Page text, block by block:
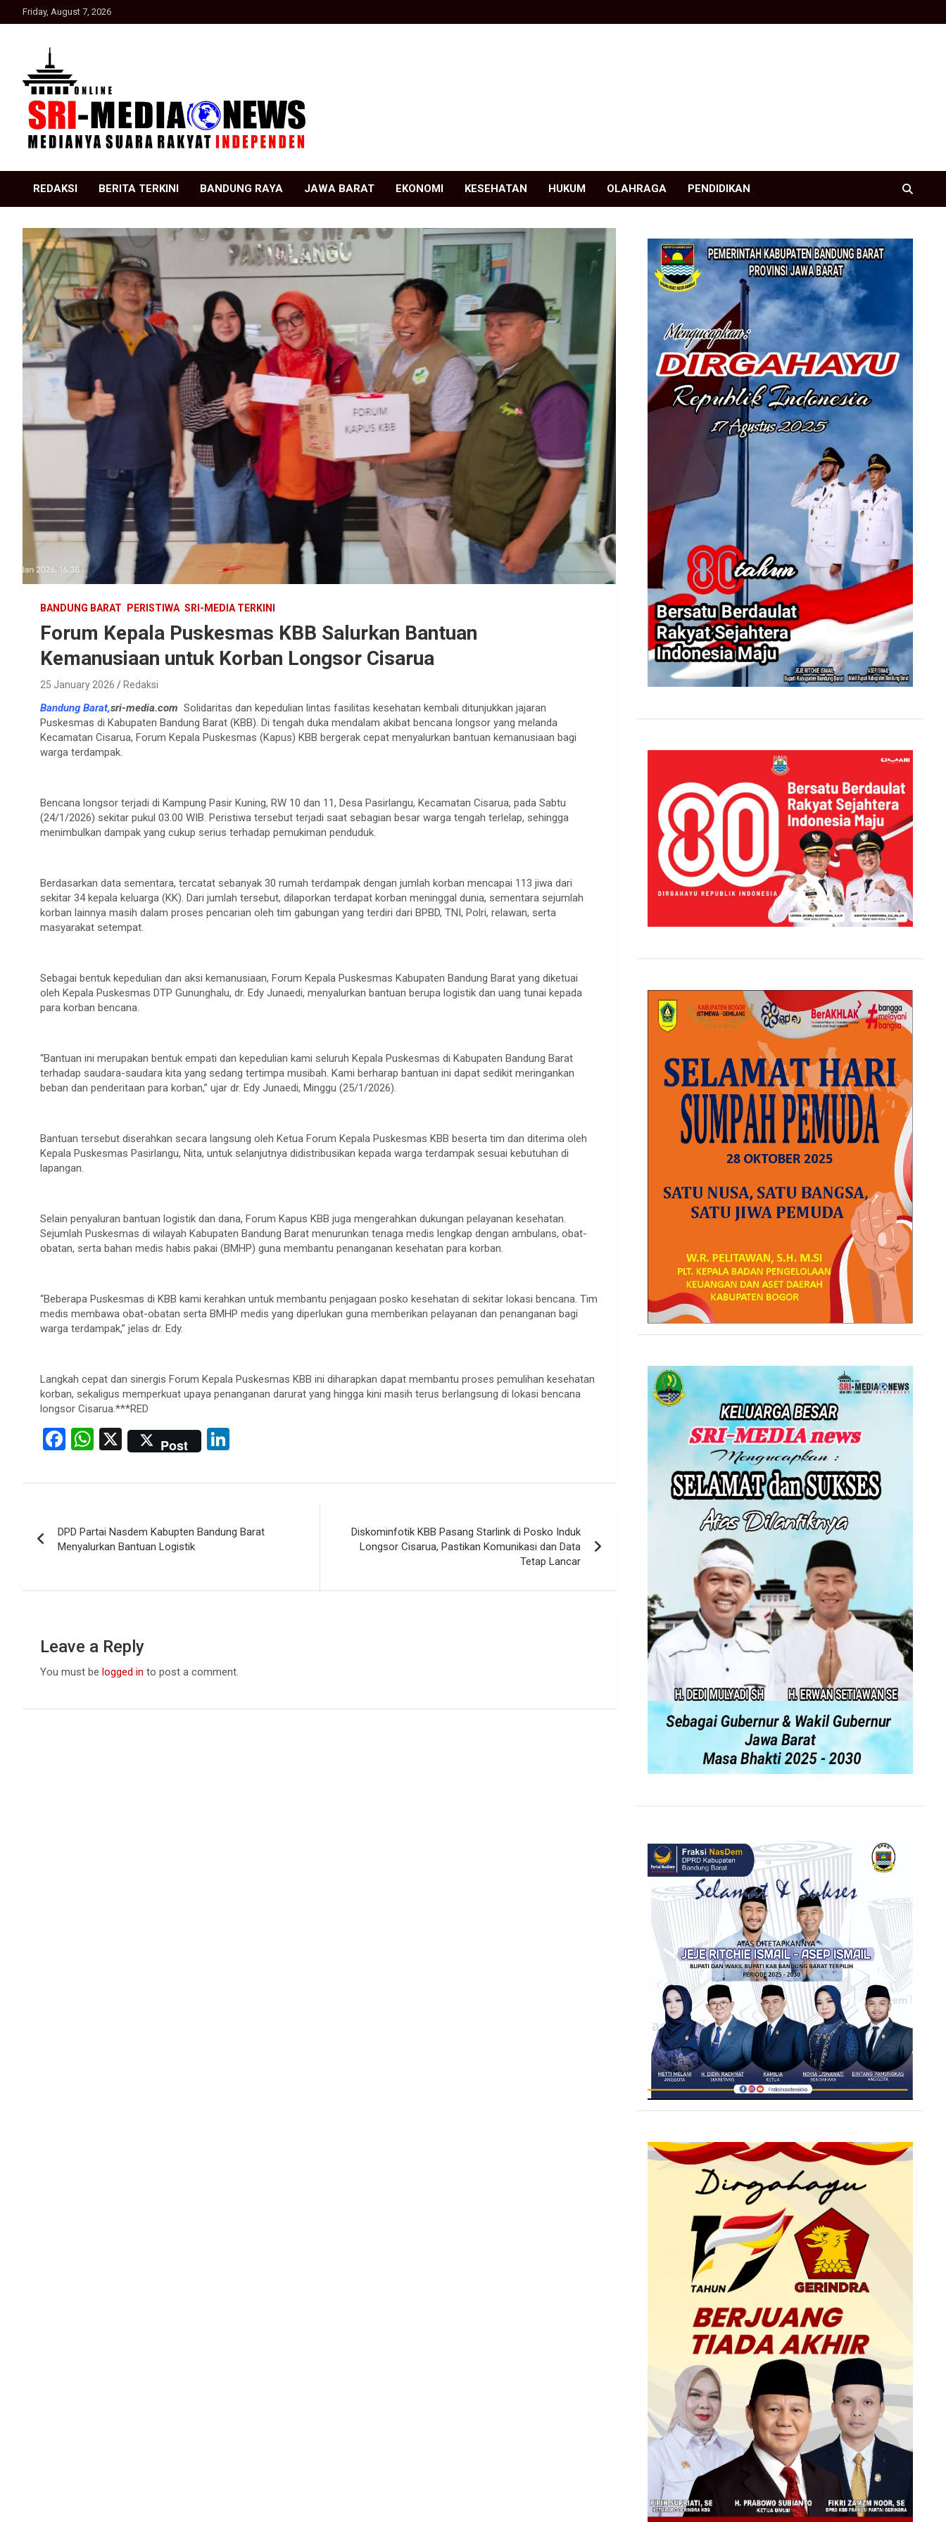
to
Friday, August 7, 2026
SRI Media news
REDAKSI BERITA TERKINI BANDUNG RAYA JAWA BARAT EKONOMI KESEHATAN HUKUM OLAHRAGA PENDIDIKAN
BANDUNG BARAT PERISTIWA SRI-MEDIA TERKINI
Forum Kepala Puskesmas KBB Salurkan Bantuan
Kemanusiaan untuk Korban Longsor Cisarua
25 January 2026 Redaksi
Bandung Barat,sri-media.com Solidaritas dan kepedulian lintas fasilitas kesehatan kembali ditunjukkan jajaran
Puskesmas di Kabupaten Bandung Barat (KBB). Di tengah duka mendalam akibat bencana longsor yang melanda
Kecamatan Cisarua, Forum Kepala Puskesmas (Kapus) KBB bergerak cepat menyalurkan bantuan kemanusiaan bagi
warga terdampak.
Bencana longsor terjadi di Kampung Pasir Kuning, RW 10 dan 11, Desa Pasirlangu, Kecamatan Cisarua, pada Sabtu
(24/1/2026) sekitar pukul 03.00 WIB. Peristiwa tersebut terjadi saat sebagian besar warga tengah terlelap, sehingga
menimbulkan dampak yang cukup serius terhadap pemukiman penduduk.
Berdasarkan data sementara, tercatat sebanyak 30 rumah terdampak dengan jumlah korban mencapai 113 jiwa dari
sekitar 34 kepala keluarga (KK). Dari jumlah tersebut, dilaporkan terdapat korban meninggal dunia, sementara sejumlah
korban lainnya masih dalam proses pencarian oleh tim gabungan yang terdiri dari BPBD, TNI, Polri, relawan, serta
masyarakat setempat.
Sebagai bentuk kepedulian dan aksi kemanusiaan, Forum Kepala Puskesmas Kabupaten Bandung Barat yang diketuai
oleh Kepala Puskesmas DTP Gununghalu, dr. Edy Junaedi, menyalurkan bantuan berupa logistik dan uang tunai kepada
para korban bencana.
“Bantuan ini merupakan bentuk empati dan kepedulian kami seluruh Kepala Puskesmas di Kabupaten Bandung Barat
terhadap saudara-saudara kita yang sedang tertimpa musibah. Kami berharap bantuan ini dapat sedikit meringankan
beban dan penderitaan para korban,” ujar dr. Edy Junaedi, Minggu (25/1/2026).
Bantuan tersebut diserahkan secara langsung oleh Ketua Forum Kepala Puskesmas KBB beserta tim dan diterima oleh
Kepala Puskesmas Pasirlangu, Nita, untuk selanjutnya didistribusikan kepada warga terdampak sesuai kebutuhan di
lapangan.
Selain penyaluran bantuan logistik dan dana, Forum Kapus KBB juga mengerahkan dukungan pelayanan kesehatan.
Sejumlah Puskesmas di wilayah Kabupaten Bandung Barat menurunkan tenaga medis lengkap dengan ambulans, obat-
obatan, serta bahan medis habis pakai (BMHP) guna membantu penanganan kesehatan para korban.
“Beberapa Puskesmas di KBB kami kerahkan untuk membantu penjagaan posko kesehatan di sekitar lokasi bencana. Tim
medis membawa obat-obatan serta BMHP medis yang diperlukan guna memberikan pelayanan dan penanganan bagi
warga terdampak,” jelas dr. Edy.
Langkah cepat dan sinergis Forum Kepala Puskesmas KBB ini diharapkan dapat membantu proses pemulihan kesehatan
korban, sekaligus memperkuat upaya penanganan darurat yang hingga kini masih terus berlangsung di lokasi bencana
longsor Cisarua.***RED
F
ce
o
o
W
at
A
p
X Post
ke
n
navigation
DPD Partai Nasdem Kabupten Bandung Barat
Menyalurkan Bantuan Logistik
Diskominfotik KBB Pasang Starlink di Posko Induk
Longsor Cisarua, Pastikan Komunikasi dan Data
Tetap Lancar
Leave a Reply
You must be logged in to post a comment.